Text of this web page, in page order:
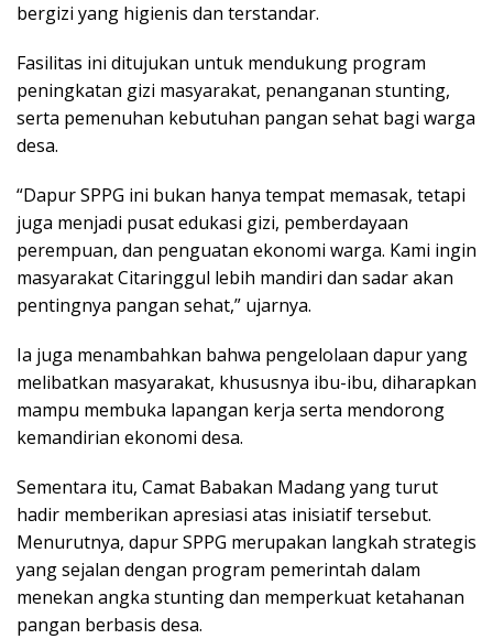
bergizi yang higienis dan terstandar.
Fasilitas ini ditujukan untuk mendukung program
peningkatan gizi masyarakat, penanganan stunting,
serta pemenuhan kebutuhan pangan sehat bagi warga
desa.
“Dapur SPPG ini bukan hanya tempat memasak, tetapi
juga menjadi pusat edukasi gizi, pemberdayaan
perempuan, dan penguatan ekonomi warga. Kami ingin
masyarakat Citaringgul lebih mandiri dan sadar akan
pentingnya pangan sehat,” ujarnya.
Ia juga menambahkan bahwa pengelolaan dapur yang
melibatkan masyarakat, khususnya ibu-ibu, diharapkan
mampu membuka lapangan kerja serta mendorong
kemandirian ekonomi desa.
Sementara itu, Camat Babakan Madang yang turut
hadir memberikan apresiasi atas inisiatif tersebut.
Menurutnya, dapur SPPG merupakan langkah strategis
yang sejalan dengan program pemerintah dalam
menekan angka stunting dan memperkuat ketahanan
pangan berbasis desa.